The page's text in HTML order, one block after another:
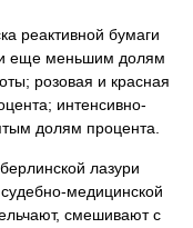
реактивной бумаги
еще меньшим долям
розовая и красная
интенсивно-
долям процента.
лазури
медицинской
смешивают с